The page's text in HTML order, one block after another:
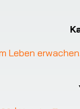
Leben erwachen